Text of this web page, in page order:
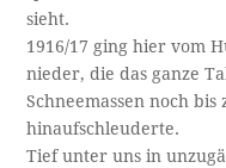
sieht.
1916/17 ging hier vom
nieder, die das ganze
Schneemassen noch
hinaufschleuderte.
Tief unter uns in